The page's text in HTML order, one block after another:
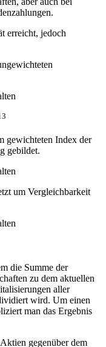
erreicht, jedoch
gewichteten Index der
gebildet.
um Vergleichbarkeit
die Summe der
zu dem aktuellen
aller
wird. Um einen
man das Ergebnis
gegenüber dem